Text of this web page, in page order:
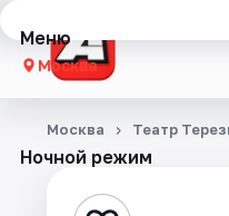
Меню
Москва
Концерты
Ночной режим
Москва Театр